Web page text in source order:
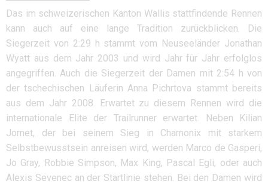
Das im schweizerischen Kanton Wallis stattfindende Rennen
kann auch auf eine lange Tradition zurückblicken. Die
Siegerzeit von 2:29 h stammt vom Neuseeländer Jonathan
Wyatt aus dem Jahr 2003 und wird Jahr für Jahr erfolglos
angegriffen. Auch die Siegerzeit der Damen mit 2:54 h von
der tschechischen Läuferin Anna Pichrtova stammt bereits
aus dem Jahr 2008. Erwartet zu diesem Rennen wird die
internationale Elite der Trailrunner erwartet. Neben Kilian
Jornet, der bei seinem Sieg in Chamonix mit starkem
Selbstbewusstsein anreisen wird, werden Marco de Gasperi,
Jo Gray, Robbie Simpson, Max King, Pascal Egli, oder auch
Alexis Sevenec an der Startlinie stehen. Bei den Damen wird